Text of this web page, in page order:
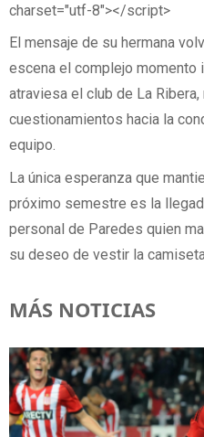
charset="utf-8"></script>
El mensaje de su hermana
escena el complejo
atraviesa el club de La
cuestionamientos hacia la
equipo.
La única esperanza que
próximo semestre es la
personal de Paredes quien
su deseo de vestir la
MÁS NOTICIAS